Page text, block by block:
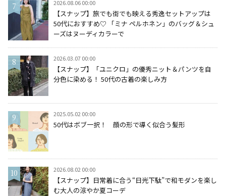
2026.08.06 00:00
【スナップ】旅でも街でも映える秀逸セットアップは
50代におすすめ♡ 「ミナ ペルホネン」のバッグ＆シュ
ーズはヌーディカラーで
2026.03.07 00:00
【スナップ】「ユニクロ」の優秀ニット＆パンツを自
分色に染める！ 50代の古着の楽しみ方
2025.05.02 00:00
50代はボブ一択！ 顔の形で導く似合う髪形
2026.08.02 00:00
【スナップ】日常着に合う“日光下駄”で和モダンを楽し
む大人の涼やか夏コーデ